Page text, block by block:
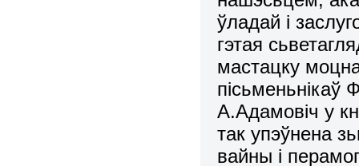
ўладай і
гэтая
мастацку
А.Адамовіч у
так упэўнена
вайны і